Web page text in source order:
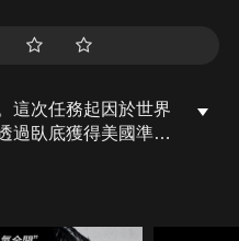
這次任務起因於世界
過臥底獲得美國準備
時會在原子彈的襲
龐德只能在幽靈黨最